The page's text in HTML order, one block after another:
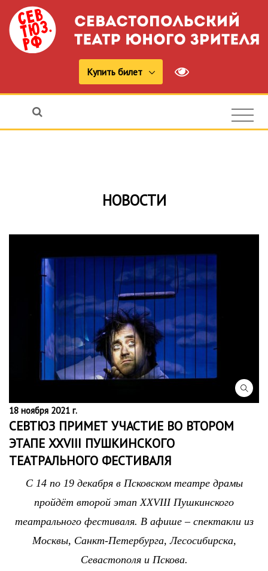
Купить билет
НОВОСТИ
18 ноября 2021 г.
СЕВТЮЗ ПРИМЕТ УЧАСТИЕ ВО ВТОРОМ
ЭТАПЕ XXVIII ПУШКИНСКОГО
ТЕАТРАЛЬНОГО ФЕСТИВАЛЯ
С 14 по 19 декабря в Псковском театре драмы
пройдёт второй этап XXVIII Пушкинского
театрального фестиваля. В афише – спектакли из
Москвы, Санкт-Петербурга, Лесосибирска,
Севастополя и Пскова.